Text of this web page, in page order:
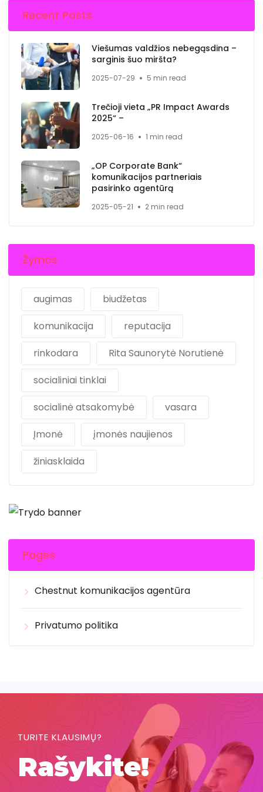
Recent Posts
Viešumas valdžios nebegąsdina –
sarginis šuo miršta?
2025-07-29 5 min read
Trečioji vieta „PR Impact Awards
2025“ –
2025-06-16 1 min read
„OP Corporate Bank“
komunikacijos partneriais
pasirinko agentūrą
2025-05-21 2 min read
Žymos
augimas
biudžetas
komunikacija
reputacija
rinkodara
Rita Saunorytė Norutienė
socialiniai tinklai
socialinė atsakomybė
vasara
Įmonė
įmonės naujienos
žiniasklaida
Pages
Chestnut komunikacijos agentūra
Privatumo politika
TURITE KLAUSIMŲ?
Rašykite!